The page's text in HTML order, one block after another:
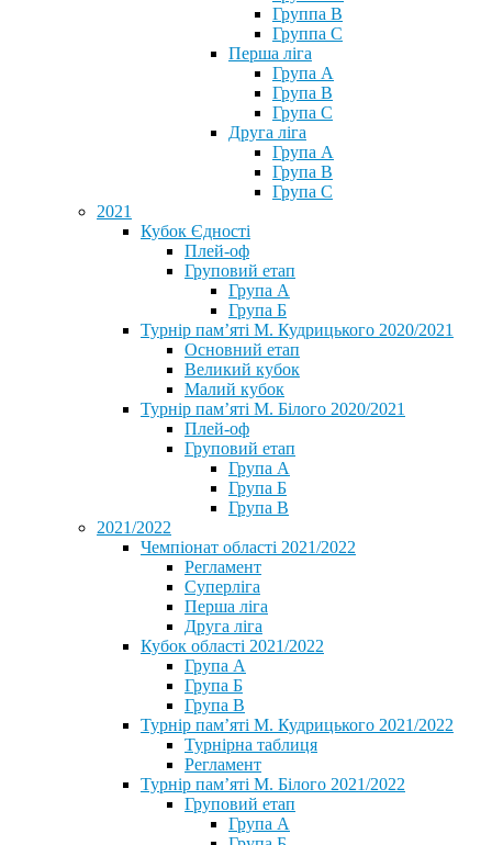
Группа B
Группа C
Перша ліга
Група A
Група B
Група C
Друга ліга
Група A
Група B
Група C
2021
Кубок Єдності
Плей-оф
Груповий етап
Група А
Група Б
Турнір пам’яті М. Кудрицького 2020/2021
Основний етап
Великий кубок
Малий кубок
Турнір пам’яті М. Білого 2020/2021
Плей-оф
Груповий етап
Група А
Група Б
Група В
2021/2022
Чемпіонат області 2021/2022
Регламент
Суперліга
Перша ліга
Друга ліга
Кубок області 2021/2022
Група А
Група Б
Група В
Турнір пам’яті М. Кудрицького 2021/2022
Турнірна таблиця
Регламент
Турнір пам’яті М. Білого 2021/2022
Груповий етап
Група А